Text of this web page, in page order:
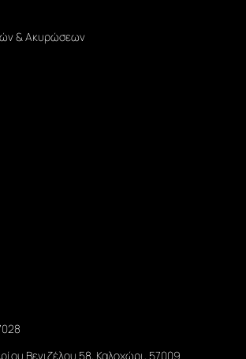
& Ακυρώσεων
Βενιζέλου 58, Καλοχώρι, 57009